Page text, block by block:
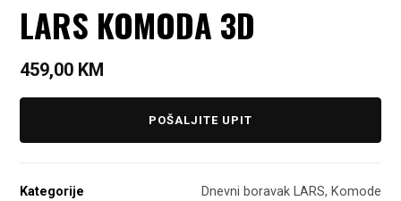
LARS KOMODA 3D
459,00 KM
POŠALJITE UPIT
Kategorije Dnevni boravak LARS, Komode